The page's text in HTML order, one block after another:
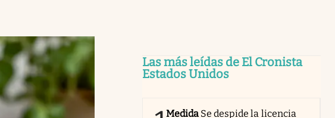
Las más leídas de El Cronista
Estados Unidos
Medida Se despide la licencia